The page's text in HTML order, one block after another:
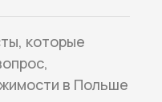
которые
в Польше